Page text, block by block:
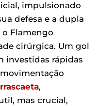
impulsionado
defesa e a dupla
o Flamengo
cirúrgica. Um gol
investidas rápidas
,
mas crucial,